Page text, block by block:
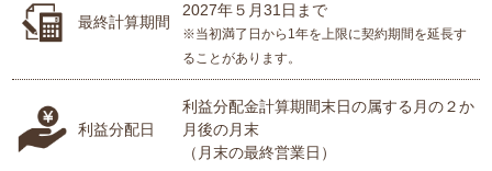
最終計算期間
2027年５月31日まで
※当初満了日から1年を上限に契約期間を延長す
ることがあります。
利益分配日
利益分配金計算期間末日の属する月の２か
月後の月末
（月末の最終営業日）